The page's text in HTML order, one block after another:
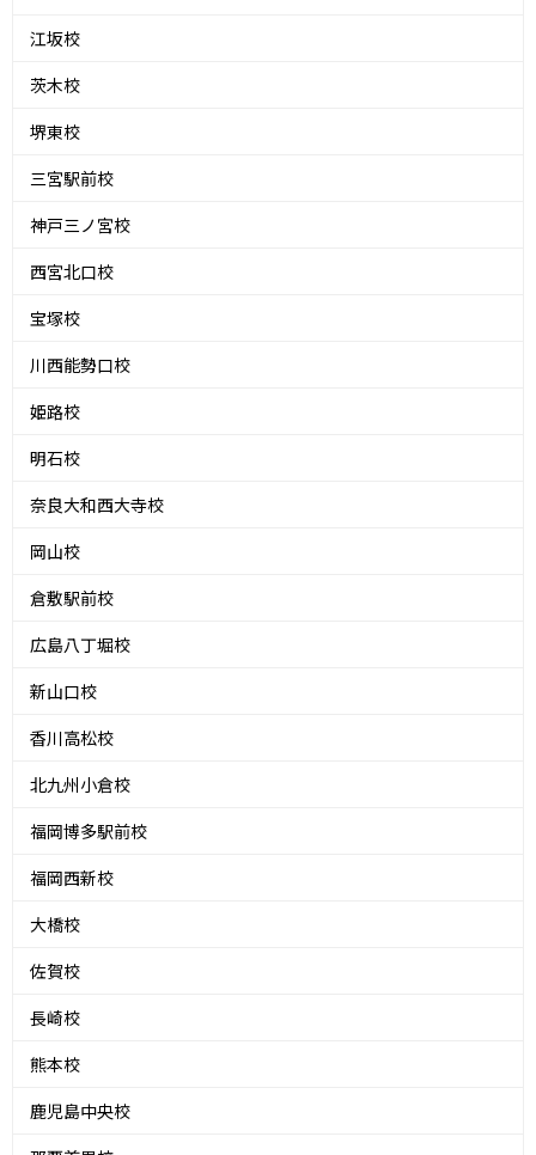
江坂校
茨木校
堺東校
三宮駅前校
神戸三ノ宮校
西宮北口校
宝塚校
川西能勢口校
姫路校
明石校
奈良大和西大寺校
岡山校
倉敷駅前校
広島八丁堀校
新山口校
香川高松校
北九州小倉校
福岡博多駅前校
福岡西新校
大橋校
佐賀校
長崎校
熊本校
鹿児島中央校